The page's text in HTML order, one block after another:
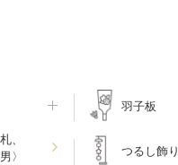
羽子板
、
〉
つるし飾り